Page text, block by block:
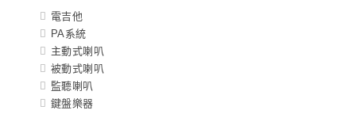
電吉他
PA系統
主動式喇叭
被動式喇叭
監聽喇叭
鍵盤樂器